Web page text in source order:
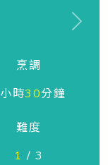
Next
烹調
小時30分鐘
難度
1 / 3